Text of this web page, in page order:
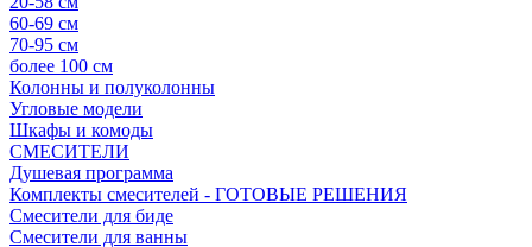
60-69 см
70-95 см
более 100 см
Колонны и полуколонны
Угловые модели
Шкафы и комоды
СМЕСИТЕЛИ
Душевая программа
Комплекты смесителей - ГОТОВЫЕ РЕШЕНИЯ
Смесители для биде
Смесители для ванны